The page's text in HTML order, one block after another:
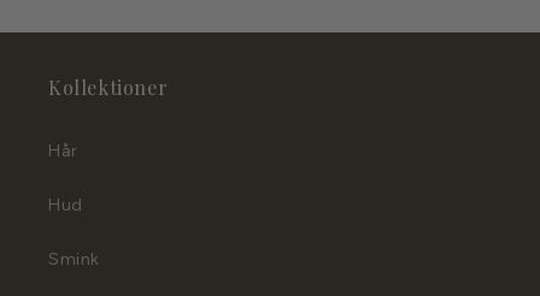
Kollektioner
Hår
Hud
Smink